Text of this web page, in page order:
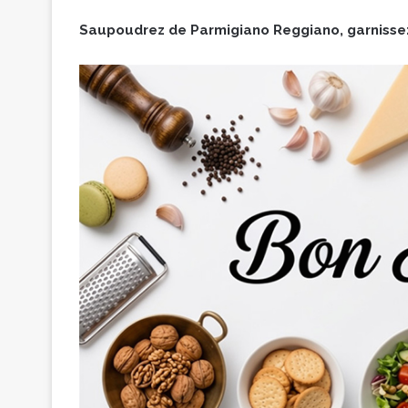
Saupoudrez de Parmigiano Reggiano,